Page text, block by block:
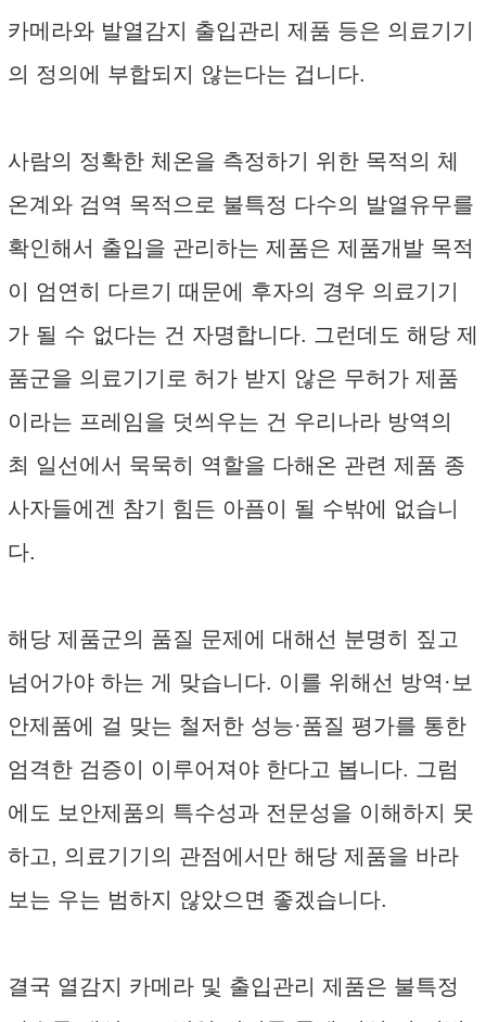
카메라와 발열감지 출입관리 제품 등은 의료기기
의 정의에 부합되지 않는다는 겁니다.
사람의 정확한 체온을 측정하기 위한 목적의 체
온계와 검역 목적으로 불특정 다수의 발열유무를
확인해서 출입을 관리하는 제품은 제품개발 목적
이 엄연히 다르기 때문에 후자의 경우 의료기기
가 될 수 없다는 건 자명합니다. 그런데도 해당 제
품군을 의료기기로 허가 받지 않은 무허가 제품
이라는 프레임을 덧씌우는 건 우리나라 방역의
최 일선에서 묵묵히 역할을 다해온 관련 제품 종
사자들에겐 참기 힘든 아픔이 될 수밖에 없습니
다.
해당 제품군의 품질 문제에 대해선 분명히 짚고
넘어가야 하는 게 맞습니다. 이를 위해선 방역·보
안제품에 걸 맞는 철저한 성능·품질 평가를 통한
엄격한 검증이 이루어져야 한다고 봅니다. 그럼
에도 보안제품의 특수성과 전문성을 이해하지 못
하고, 의료기기의 관점에서만 해당 제품을 바라
보는 우는 범하지 않았으면 좋겠습니다.
결국 열감지 카메라 및 출입관리 제품은 불특정